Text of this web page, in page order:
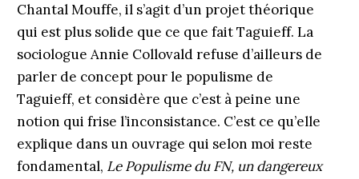
Chantal Mouffe, il s’agit d’un projet théorique
qui est plus solide que ce que fait Taguieff. La
sociologue Annie Collovald refuse d’ailleurs de
parler de concept pour le populisme de
Taguieff, et considère que c’est à peine une
notion qui frise l’inconsistance. C’est ce qu’elle
explique dans un ouvrage qui selon moi reste
fondamental, Le Populisme du FN, un dangereux